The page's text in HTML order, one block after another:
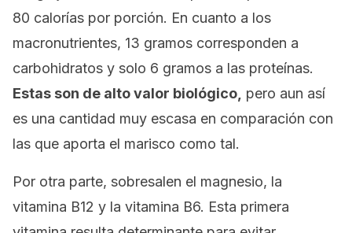
80 calorías por porción. En cuanto a los
macronutrientes, 13 gramos corresponden a
carbohidratos y solo 6 gramos a las proteínas.
Estas son de alto valor biológico, pero aun así
es una cantidad muy escasa en comparación con
las que aporta el marisco como tal.
Por otra parte, sobresalen el magnesio, la
vitamina B12 y la vitamina B6. Esta primera